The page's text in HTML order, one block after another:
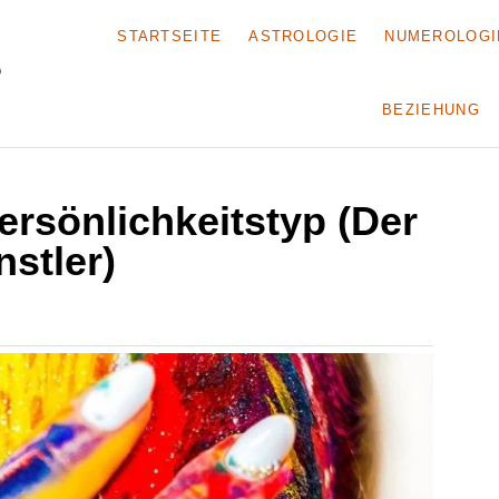
STARTSEITE ASTROLOGIE
BEZIEHUNG
(Der